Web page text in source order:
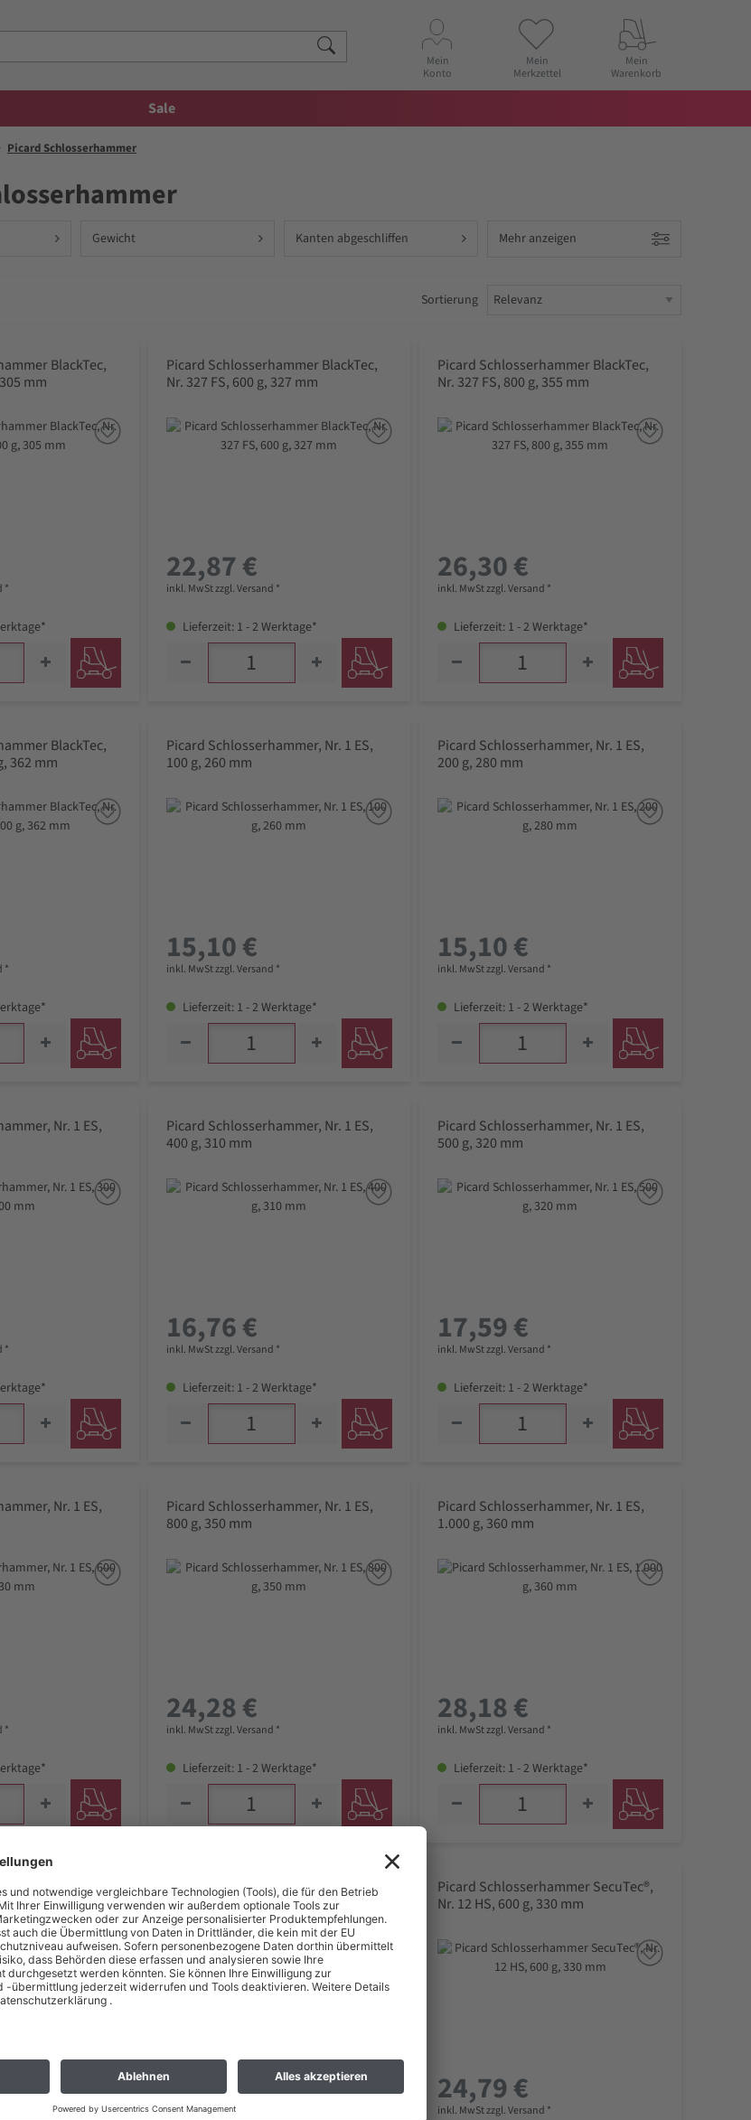
Mein
Konto
Mein
Merkzettel
Mein
Warenkorb
Sale
Picard Schlosserhammer
Gewicht Kanten abgeschliffen Mehr anzeigen
Sortierung
BlackTec,
mm
*
Picard Schlosserhammer BlackTec,
Nr. 327 FS, 600 g, 327 mm
22,87 €
inkl. MwSt zzgl. Versand *
Lieferzeit: 1 - 2 Werktage*
Picard Schlosserhammer BlackTec,
Nr. 327 FS, 800 g, 355 mm
26,30 €
inkl. MwSt zzgl. Versand *
Lieferzeit: 1 - 2 Werktage*
BlackTec,
362 mm
*
Picard Schlosserhammer, Nr. 1 ES,
100 g, 260 mm
15,10 €
inkl. MwSt zzgl. Versand *
Lieferzeit: 1 - 2 Werktage*
Picard Schlosserhammer, Nr. 1 ES,
200 g, 280 mm
15,10 €
inkl. MwSt zzgl. Versand *
Lieferzeit: 1 - 2 Werktage*
Nr. 1 ES,
*
Picard Schlosserhammer, Nr. 1 ES,
400 g, 310 mm
16,76 €
inkl. MwSt zzgl. Versand *
Lieferzeit: 1 - 2 Werktage*
Picard Schlosserhammer, Nr. 1 ES,
500 g, 320 mm
17,59 €
inkl. MwSt zzgl. Versand *
Lieferzeit: 1 - 2 Werktage*
Nr. 1 ES,
*
Picard Schlosserhammer, Nr. 1 ES,
800 g, 350 mm
24,28 €
inkl. MwSt zzgl. Versand *
Lieferzeit: 1 - 2 Werktage*
Picard Schlosserhammer, Nr. 1 ES,
1.000 g, 360 mm
28,18 €
inkl. MwSt zzgl. Versand *
Lieferzeit: 1 - 2 Werktage*
Nr. 1 ES,
Picard Schlosserhammer, Nr. 1 ES,
2.000 g, 400 mm
48,36 €
inkl. MwSt zzgl. Versand *
Picard Schlosserhammer SecuTec®,
Nr. 12 HS, 600 g, 330 mm
24,79 €
inkl. MwSt zzgl. Versand *